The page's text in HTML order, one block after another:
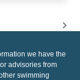
we have the
advisories from
swimming